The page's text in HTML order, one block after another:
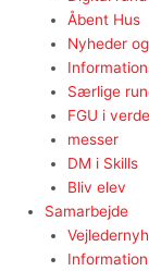
Åbent Hus
Nyheder
Særlige
FGU i
messer
DM i Skills
Bliv elev
Samarbejde